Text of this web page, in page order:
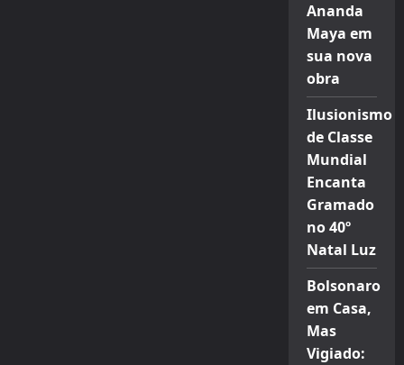
Ananda
Maya em
sua nova
obra
Ilusionismo
de Classe
Mundial
Encanta
Gramado
no 40º
Natal Luz
Bolsonaro
em Casa,
Mas
Vigiado: